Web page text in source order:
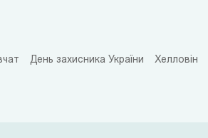
День захисника України Хелловін